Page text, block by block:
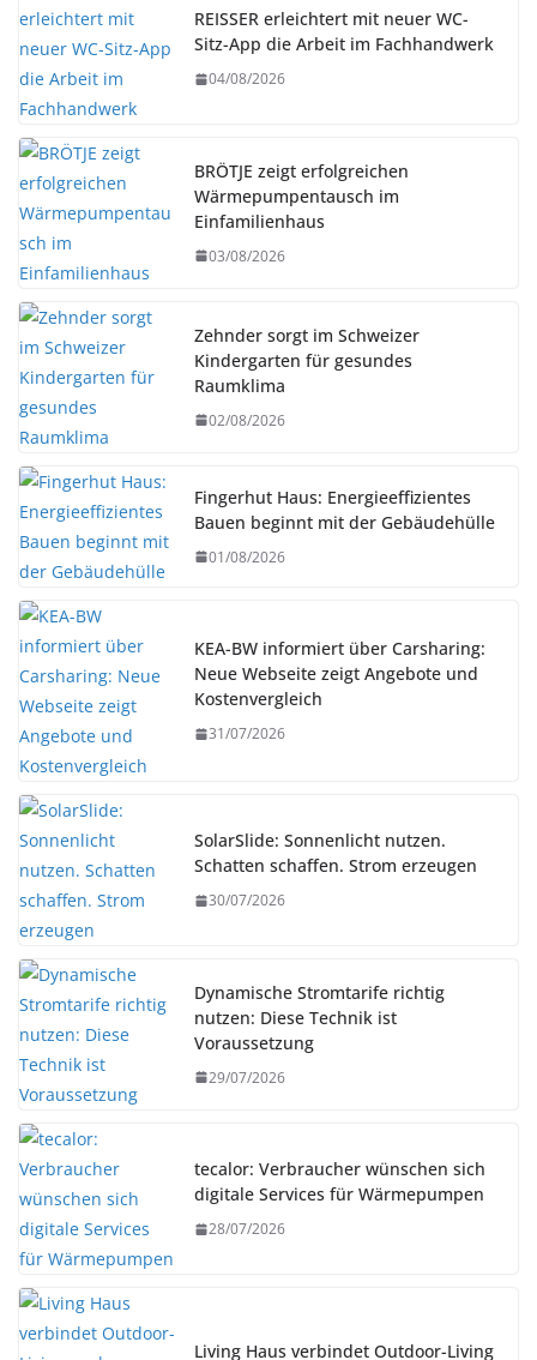
REISSER erleichtert mit neuer WC-
Sitz-App die Arbeit im Fachhandwerk
04/08/2026
BRÖTJE zeigt erfolgreichen
Wärmepumpentausch im
Einfamilienhaus
03/08/2026
Zehnder sorgt im Schweizer
Kindergarten für gesundes
Raumklima
02/08/2026
Fingerhut Haus: Energieeffizientes
Bauen beginnt mit der Gebäudehülle
01/08/2026
KEA-BW informiert über Carsharing:
Neue Webseite zeigt Angebote und
Kostenvergleich
31/07/2026
SolarSlide: Sonnenlicht nutzen.
Schatten schaffen. Strom erzeugen
30/07/2026
Dynamische Stromtarife richtig
nutzen: Diese Technik ist
Voraussetzung
29/07/2026
tecalor: Verbraucher wünschen sich
digitale Services für Wärmepumpen
28/07/2026
Living Haus verbindet Outdoor-Living